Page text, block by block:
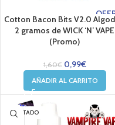
Cotton Bacon Bits V2.0
2 gramos de WICK ‘N’ VAPE
(Promo)
1,60€ 0,99€
AÑADIR AL CARRITO
AGOTADO